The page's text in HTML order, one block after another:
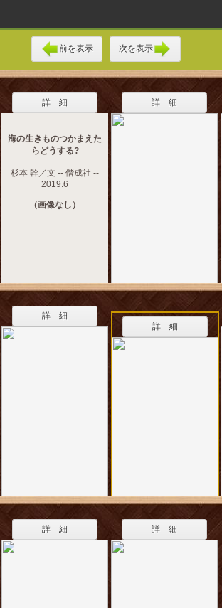
前を表示 次を表示
詳 細
海の生きものつかまえた
らどうする?
杉本 幹／文 -- 偕成社 --
2019.6
（画像なし）
詳 細
詳 細
詳 細
詳 細 詳 細